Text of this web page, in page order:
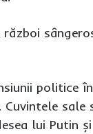
politice
lui Putin